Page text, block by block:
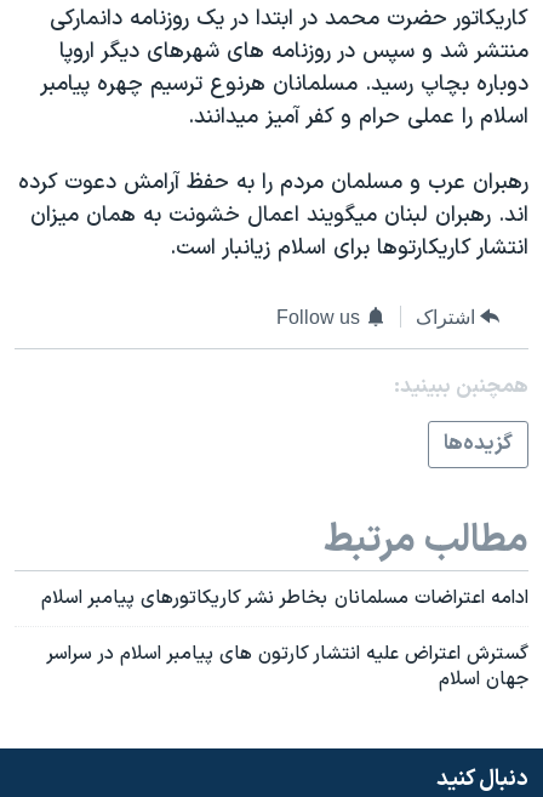
تریبونال مردمی آبان ۹۸
دادگاه حمید نوری
چهل سال گروگان‌گیری
قانون شفافیت دارائی کادر رهبری ایران
اعتراضات مردمی آبان ۹۸
اسرائیل در جنگ
همایش محافظه‌کاران آمریکا «سی‌پک»
صفحه‌های ویژه
سفر پرزیدنت ترامپ به چین
کاريکاتور حضرت محمد در ابتدا در يک روزنامه دانمارکی
منتشر شد و سپس در روزنامه های شهرهای ديگر اروپا
دوباره بچاپ رسيد. مسلمانان هرنوع ترسيم چهره پيامبر
اسلام را عملی حرام و کفر آميز ميدانند.
رهبران عرب و مسلمان مردم را به حفظ آرامش دعوت کرده
اند. رهبران لبنان ميگويند اعمال خشونت به همان ميزان
انتشار کاريکارتوها برای اسلام زيانبار است.
اشتراک Follow us
همچنبن ببینید:
گزيده‌ها
مطالب مرتبط
ادامه اعتراضات مسلمانان بخاطر نشر کاريکاتورهای پيامبر اسلام
گسترش اعتراض عليه انتشار کارتون های پيامبر اسلام در سراسر
جهان اسلام
دنبال کنید